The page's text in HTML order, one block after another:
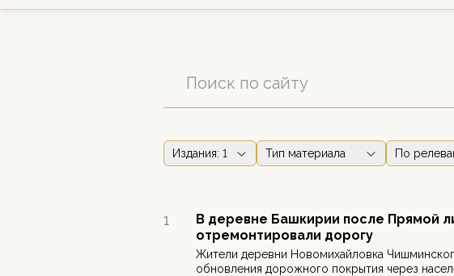
Издания: 1 Тип материала По
1
В деревне Башкирии после Прямой
отремонтировали дорогу
Жители деревни Новомихайловка
обновления дорожного покрытия через